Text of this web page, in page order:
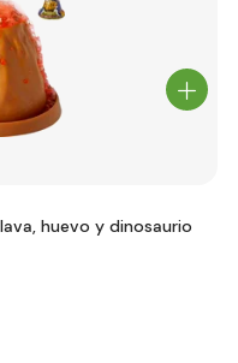
huevo y dinosaurio